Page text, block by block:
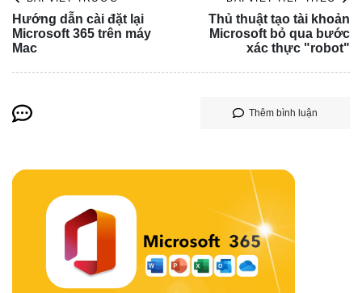
Hướng dẫn cài đặt lại
Microsoft 365 trên máy
Mac
Thủ thuật tạo tài khoản
Microsoft bỏ qua bước
xác thực "robot"
Thêm bình luận